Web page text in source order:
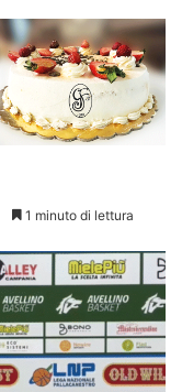
1 minuto di lettura